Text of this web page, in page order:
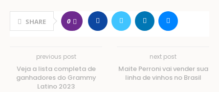
SHARE 0
previous post
Veja a lista completa de
ganhadores do Grammy
Latino 2023
next post
Maite Perroni vai vender sua
linha de vinhos no Brasil